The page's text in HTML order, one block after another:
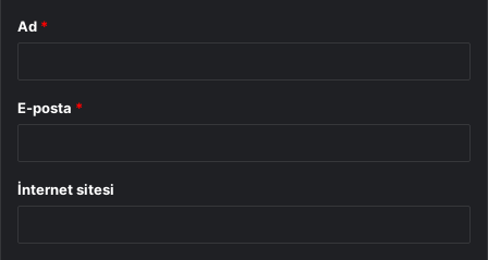
Ad *
E-posta *
İnternet sitesi